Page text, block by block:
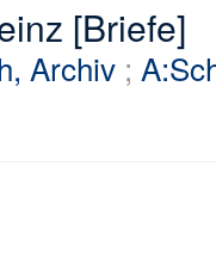
[Briefe]
Archiv;